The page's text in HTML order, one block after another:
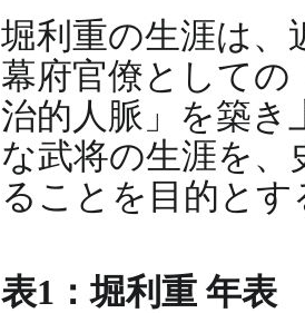
堀利重の生涯は、
幕府官僚としての
治的人脈」を築き
な武将の生涯を
ることを目的とす
表1：堀利重 年表